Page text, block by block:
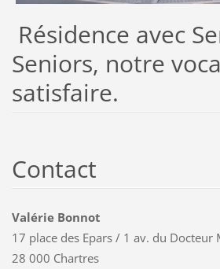
Résidence avec
Seniors, notre
satisfaire.
Contact
Valérie Bonnot
17 place des Epars / 1 av. du Docteur
28 000 Chartres